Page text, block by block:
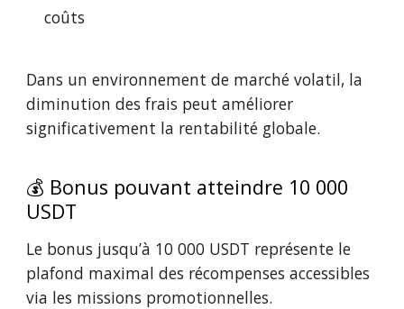
coûts
Dans un environnement de marché volatil, la
diminution des frais peut améliorer
significativement la rentabilité globale.
💰 Bonus pouvant atteindre 10 000
USDT
Le bonus jusqu’à 10 000 USDT représente le
plafond maximal des récompenses accessibles
via les missions promotionnelles.